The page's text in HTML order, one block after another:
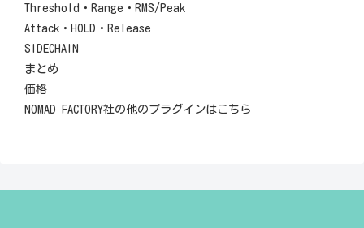
Threshold・Range・RMS/Peak
Attack・HOLD・Release
SIDECHAIN
まとめ
価格
NOMAD FACTORY社の他のプラグインはこちら